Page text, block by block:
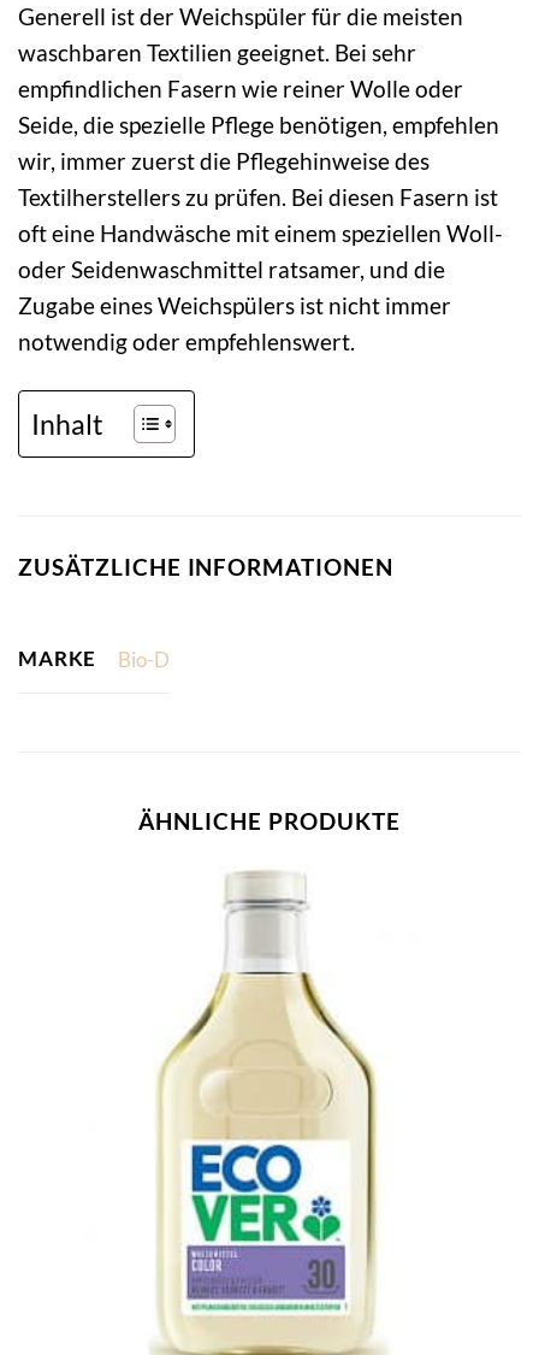
Generell ist der Weichspüler für die meisten
waschbaren Textilien geeignet. Bei sehr
empfindlichen Fasern wie reiner Wolle oder
Seide, die spezielle Pflege benötigen, empfehlen
wir, immer zuerst die Pflegehinweise des
Textilherstellers zu prüfen. Bei diesen Fasern ist
oft eine Handwäsche mit einem speziellen Woll-
oder Seidenwaschmittel ratsamer, und die
Zugabe eines Weichspülers ist nicht immer
notwendig oder empfehlenswert.
Inhalt
ZUSÄTZLICHE INFORMATIONEN
MARKE Bio-D
ÄHNLICHE PRODUKTE